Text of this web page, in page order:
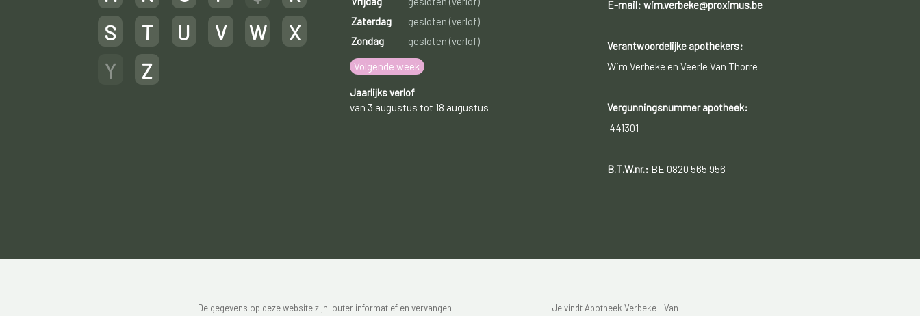
S
T U V W
X
Y
Z
Zaterdag
gesloten (verlof)
Zondag
gesloten (verlof)
Volgende week
Jaarlijks verlof
van 3 augustus tot 18 augustus
E-mail: wim.verbeke@proximus.be
Verantwoordelijke apothekers:
Wim Verbeke en Veerle Van Thorre
Vergunningsnummer apotheek:
441301
B.T.W.nr.: BE 0820 565 956
De gegevens op deze website zijn louter informatief en vervangen
Je vindt Apotheek Verbeke - Van